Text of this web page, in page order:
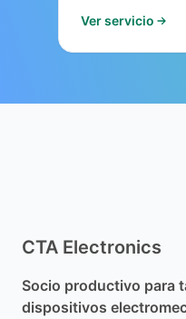
Ver servicio
CTA Electronics
Socio productivo para
dispositivos